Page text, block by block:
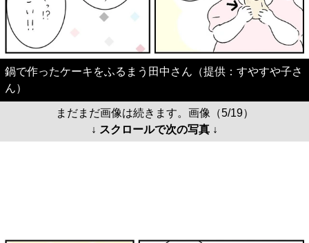
鍋で作ったケーキをふるまう田中さん（提供：すやすや子さ
ん）
まだまだ画像は続きます。画像（5/19）
↓ スクロールで次の写真 ↓